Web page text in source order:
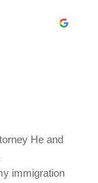
He and
immigration